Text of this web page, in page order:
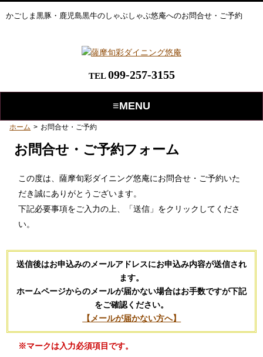
かごしま黒豚・鹿児島黒牛のしゃぶしゃぶ悠庵へのお問合せ・ご予約
TEL099-257-3155
≡MENU
ホーム > お問合せ・ご予約
お問合せ・ご予約フォーム
この度は、薩摩旬彩ダイニング悠庵にお問合せ・ご予約いた
だき誠にありがとうございます。
下記必要事項をご入力の上、「送信」をクリックしてくださ
い。
送信後はお申込みのメールアドレスにお申込み内容が送信され
ます。
ホームページからのメールが届かない場合はお手数ですが下記
をご確認ください。
【メールが届かない方へ】
※マークは入力必須項目です。